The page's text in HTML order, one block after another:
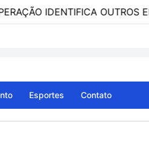
OUTROS
Esportes Contato